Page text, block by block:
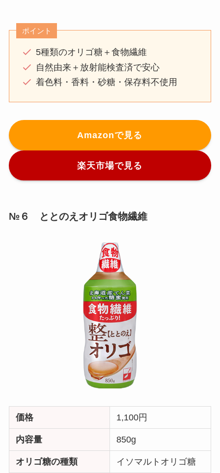
ポイント
5種類のオリゴ糖＋食物繊維
自然由来＋放射能検査済で安心
着色料・香料・砂糖・保存料不使用
Amazonで見る
楽天市場で見る
№６ ととのえオリゴ食物繊維
価格 1,100円
内容量 850g
オリゴ糖の種類 イソマルトオリゴ糖